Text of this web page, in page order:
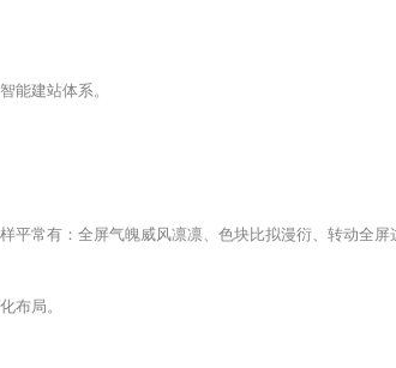
建站体系。
常有：全屏气魄威风凛凛、色块比拟漫衍、转动全屏
布局。